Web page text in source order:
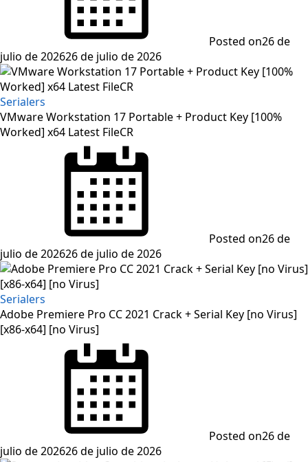
Posted on26 de
julio de 202626 de julio de 2026
Serialers
VMware Workstation 17 Portable + Product Key [100%
Worked] x64 Latest FileCR
Posted on26 de
julio de 202626 de julio de 2026
Serialers
Adobe Premiere Pro CC 2021 Crack + Serial Key [no Virus]
[x86-x64] [no Virus]
Posted on26 de
julio de 202626 de julio de 2026